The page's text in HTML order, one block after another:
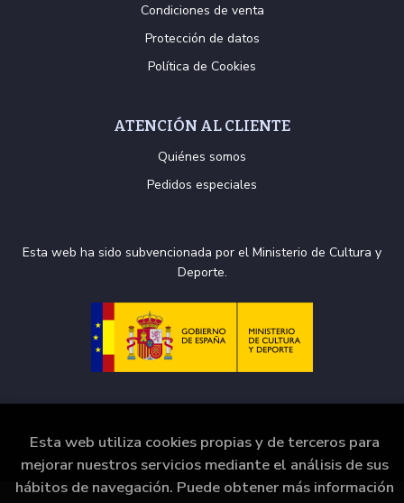
Condiciones de venta
Protección de datos
Política de Cookies
ATENCIÓN AL CLIENTE
Quiénes somos
Pedidos especiales
Esta web ha sido subvencionada por el Ministerio de Cultura y
Deporte.
2026 ©La Puerta de Tannhäuser. Todos los Derechos
Reservados |Grupo Trevenque
Esta web utiliza cookies propias y de terceros para
mejorar nuestros servicios mediante el análisis de sus
hábitos de navegación. Puede obtener más información